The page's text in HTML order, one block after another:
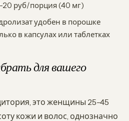
20 руб/порция (40 мг)
удобен в порошке
в капсулах или таблетках
для вашего
это женщины 25-45
кожи и волос, однозначно